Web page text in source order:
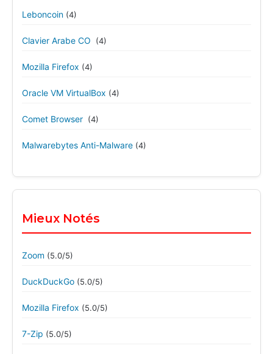
Leboncoin (4)
Clavier Arabe CO (4)
Mozilla Firefox (4)
Oracle VM VirtualBox (4)
Comet Browser (4)
Malwarebytes Anti-Malware (4)
Mieux Notés
Zoom (5.0/5)
DuckDuckGo (5.0/5)
Mozilla Firefox (5.0/5)
7-Zip (5.0/5)